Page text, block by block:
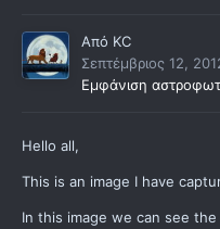
Από KC
Σεπτέμβριος 12,
Εμφάνιση
Hello all,
This is an image I have
In this image we can see